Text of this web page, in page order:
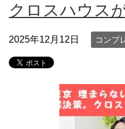
クロスハウス
2025年12月12日 コンプ